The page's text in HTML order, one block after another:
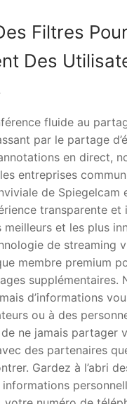
Filtres
Des
fluide au
par le partage
en direct,
entreprises
de Spiegelcam
transparente et
meilleurs et les plus
de streaming
membre premium
supplémentaires.
d’informations
ou à des
ne jamais partager
des partenaires
Gardez à l’abri